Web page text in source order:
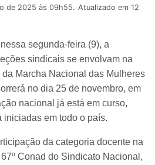
de 2025 às 09h55. Atualizado em 12
segunda-feira (9), a
sindicais se envolvam na
Marcha Nacional das Mulheres
no dia 25 de novembro, em
nacional já está em curso,
iniciadas em todo o país.
da categoria docente na
Conad do Sindicato Nacional,